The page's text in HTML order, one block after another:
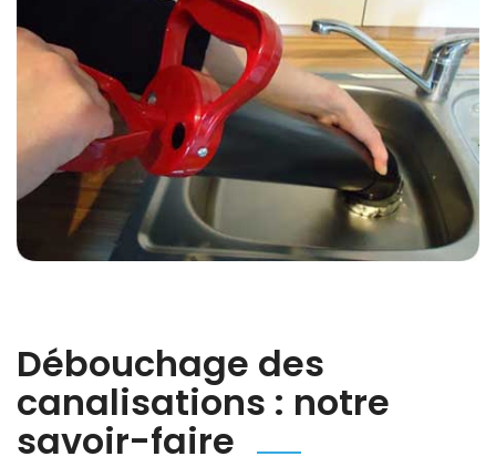
Débouchage des
canalisations : notre
savoir-faire